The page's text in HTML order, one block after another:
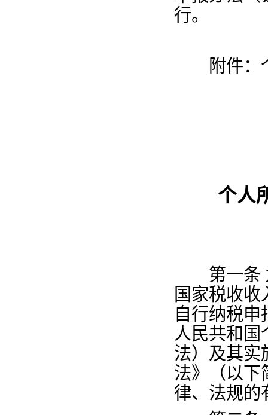
行。
附件：个
个人
第一条
国家税收
自行纳税
人民共和国
法）及其实
法》（以下
律、法规的